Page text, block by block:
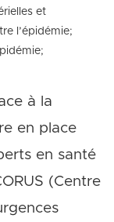
et
l’épidémie;
à la
en place
en santé
(Centre